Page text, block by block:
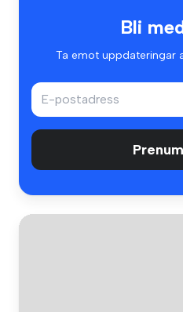
Bli
Ta emot uppdateringar